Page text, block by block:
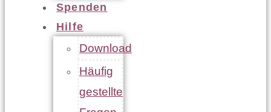
Spenden
Hilfe
Download
Häufig
gestellte